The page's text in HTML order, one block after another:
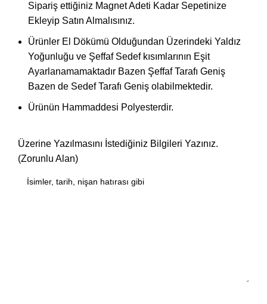
Sipariş ettiğiniz Magnet Adeti Kadar Sepetinize
Ekleyip Satın Almalısınız.
Ürünler El Dökümü Olduğundan Üzerindeki Yaldız
Yoğunluğu ve Şeffaf Sedef kısımlarının Eşit
Ayarlanamamaktadır Bazen Şeffaf Tarafı Geniş
Bazen de Sedef Tarafı Geniş olabilmektedir.
Ürünün Hammaddesi Polyesterdir.
Üzerine Yazılmasını İstediğiniz Bilgileri Yazınız.
(Zorunlu Alan)